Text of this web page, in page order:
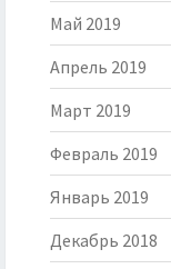
Май 2019
Апрель 2019
Март 2019
Февраль 2019
Январь 2019
Декабрь 2018